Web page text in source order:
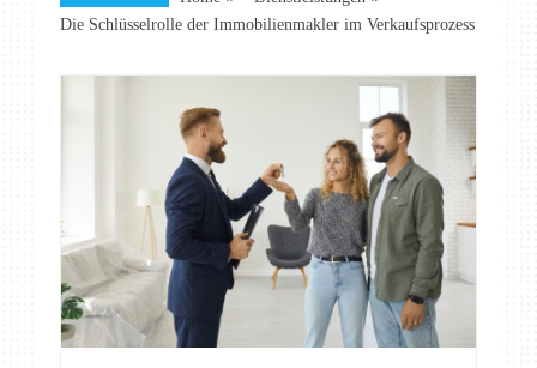
Die Schlüsselrolle der Immobilienmakler im Verkaufsprozess